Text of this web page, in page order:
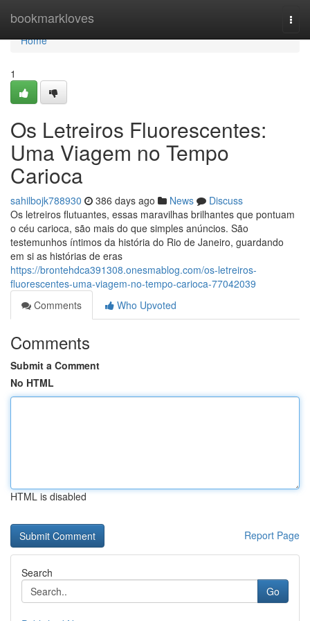
bookmarkloves
Home
Home
1
Os Letreiros Fluorescentes:
Uma Viagem no Tempo
Carioca
sahilbojk788930 386 days ago News
Discuss
Os letreiros flutuantes, essas maravilhas brilhantes que pontuam
o céu carioca, são mais do que simples anúncios. São
testemunhos íntimos da história do Rio de Janeiro, guardando
em si as histórias de eras
https://brontehdca391308.onesmablog.com/os-letreiros-
fluorescentes-uma-viagem-no-tempo-carioca-77042039
Comments
Who Upvoted
Comments
Submit a Comment
No HTML
HTML is disabled
Report Page
Search
Go